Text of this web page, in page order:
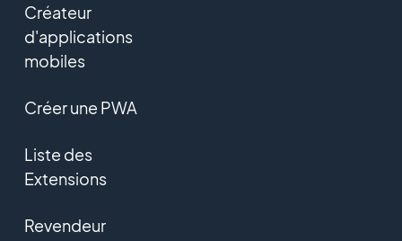
Créateur
d'applications
mobiles
Créer une PWA
Liste des
Extensions
Revendeur